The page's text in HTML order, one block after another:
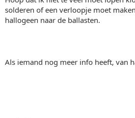
solderen of een verloopje moet
hallogeen naar de ballasten.
Als iemand nog meer info heeft, van